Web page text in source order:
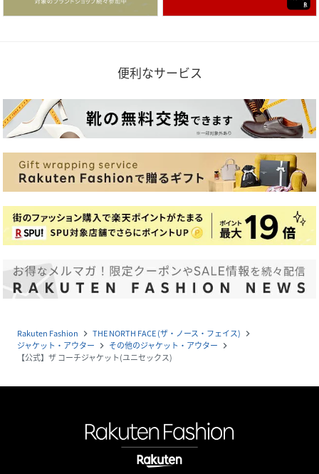
便利なサービス
Rakuten Fashion navigate_next THE NORTH FACE (ザ・ノース・フェイス) navigate_next
ジャケット・アウター navigate_next その他のジャケット・アウター navigate_next
【公式】ザ コーチジャケット(ユニセックス)